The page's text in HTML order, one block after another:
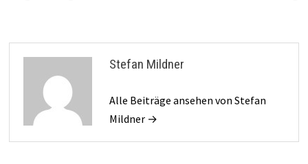
Stefan Mildner
Alle Beiträge ansehen von Stefan
Mildner →